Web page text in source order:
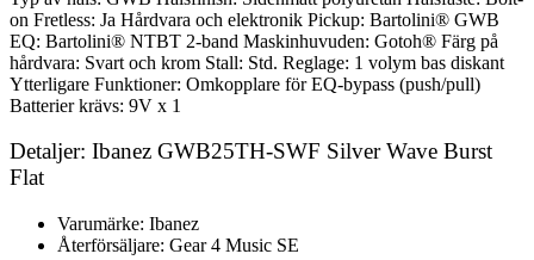
on Fretless: Ja Hårdvara och elektronik Pickup: Bartolini® GWB
EQ: Bartolini® NTBT 2-band Maskinhuvuden: Gotoh® Färg på
hårdvara: Svart och krom Stall: Std. Reglage: 1 volym bas diskant
Ytterligare Funktioner: Omkopplare för EQ-bypass (push/pull)
Batterier krävs: 9V x 1
Detaljer: Ibanez GWB25TH-SWF Silver Wave Burst
Flat
Varumärke: Ibanez
Återförsäljare: Gear 4 Music SE